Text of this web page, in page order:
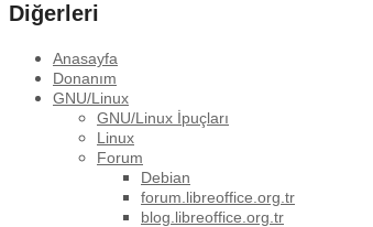
Diğerleri
Anasayfa
Donanım
GNU/Linux
GNU/Linux İpuçları
Linux
Forum
Debian
forum.libreoffice.org.tr
blog.libreoffice.org.tr